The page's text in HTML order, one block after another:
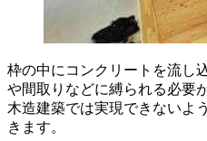
枠の中にコンクリートを流し
や間取りなどに縛られる必要
木造建築では実現できないよ
きます。